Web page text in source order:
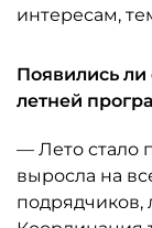
интересам,
Появились
летней
— Лето стало
выросла на
подрядчиков,